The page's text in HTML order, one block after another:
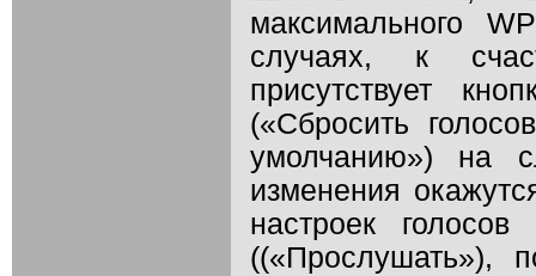
максимального
случаях, к
присутствует
(«Сбросить
умолчанию») на
изменения
настроек
((«Прослушать»),